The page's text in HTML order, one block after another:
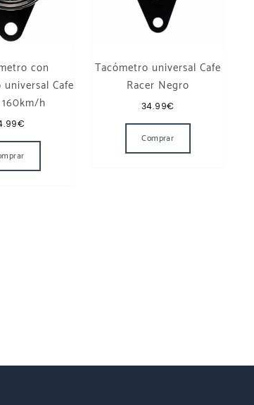
con
Cafe
h
€
Este producto tiene múltiples variantes. Las opciones se
Tacómetro universal Cafe
Racer Negro
34.99€
Comprar